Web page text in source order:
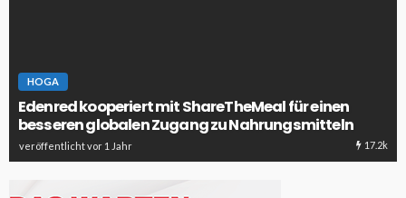
HOGA
Edenred kooperiert mit ShareTheMeal für einen
besseren globalen Zugang zu Nahrungsmitteln
veröffentlicht vor 1 Jahr 17.2k